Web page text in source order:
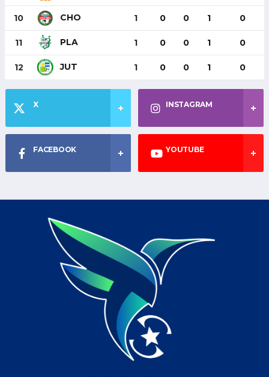
10 CHO 1 0 0 1 0
11 PLA 1 0 0 1 0
12 JUT 1 0 0 1 0
X INSTAGRAM
FACEBOOK YOUTUBE